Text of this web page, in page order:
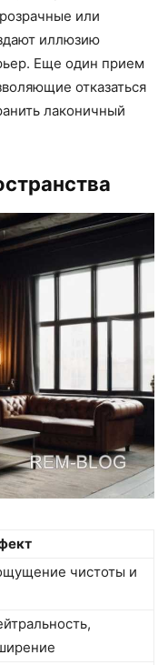
или
иллюзию
Еще один прием
отказаться
лаконичный
чистоты и